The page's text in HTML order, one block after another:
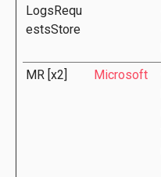
LogsRequ
estsStore
MR [x2] Microsoft